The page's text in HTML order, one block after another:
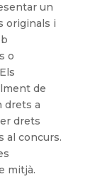
un
originals i
o
de
drets a
drets
al concurs.
mitjà.